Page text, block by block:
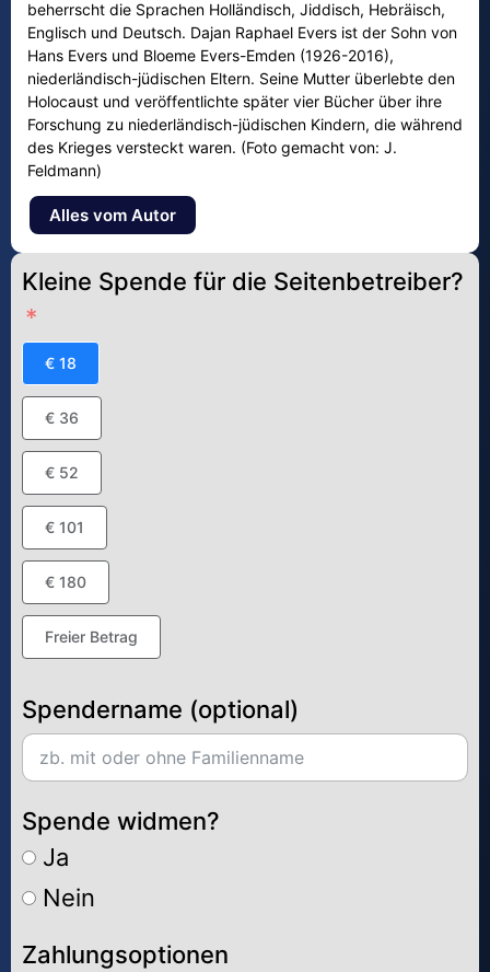
beherrscht die Sprachen Holländisch, Jiddisch, Hebräisch,
Englisch und Deutsch. Dajan Raphael Evers ist der Sohn von
Hans Evers und Bloeme Evers-Emden (1926-2016),
niederländisch-jüdischen Eltern. Seine Mutter überlebte den
Holocaust und veröffentlichte später vier Bücher über ihre
Forschung zu niederländisch-jüdischen Kindern, die während
des Krieges versteckt waren. (Foto gemacht von: J.
Feldmann)
Alles vom Autor
Kleine Spende für die Seitenbetreiber?
€ 18
€ 36
€ 52
€ 101
€ 180
Freier Betrag
Spendername (optional)
Spende widmen?
Ja
Nein
Zahlungsoptionen